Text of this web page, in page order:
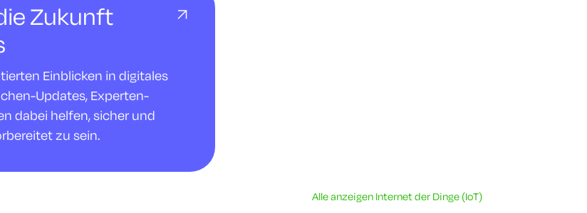
Zukunft
Einblicken in digitales
Updates, Experten-
dabei helfen, sicher und
zu sein.
Alle anzeigen Internet der Dinge (IoT)